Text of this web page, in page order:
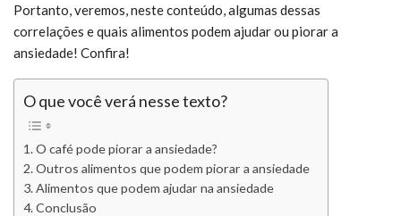
Portanto, veremos, neste conteúdo, algumas dessas
correlações e quais alimentos podem ajudar ou piorar a
ansiedade! Confira!
O que você verá nesse texto?
O café pode piorar a ansiedade?
Outros alimentos que podem piorar a ansiedade
Alimentos que podem ajudar na ansiedade
Conclusão